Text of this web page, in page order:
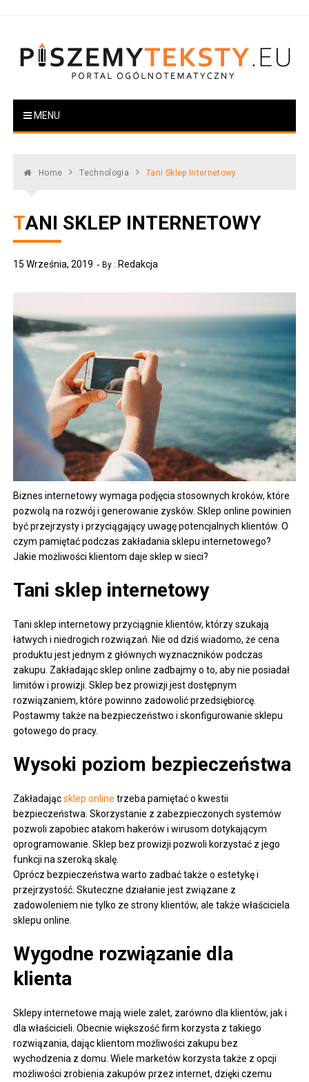
PiszemyTeksty.pl
Portal ogólnotematyczny
MENU
Home Technologia Tani Sklep Internetowy
TANI SKLEP INTERNETOWY
15 Września, 2019 By : Redakcja
Biznes internetowy wymaga podjęcia stosownych kroków, które
pozwolą na rozwój i generowanie zysków. Sklep online powinien
być przejrzysty i przyciągający uwagę potencjalnych klientów. O
czym pamiętać podczas zakładania sklepu internetowego?
Jakie możliwości klientom daje sklep w sieci?
Tani sklep internetowy
Tani sklep internetowy przyciągnie klientów, którzy szukają
łatwych i niedrogich rozwiązań. Nie od dziś wiadomo, że cena
produktu jest jednym z głównych wyznaczników podczas
zakupu. Zakładając sklep online zadbajmy o to, aby nie posiadał
limitów i prowizji. Sklep bez prowizji jest dostępnym
rozwiązaniem, które powinno zadowolić przedsiębiorcę.
Postawmy także na bezpieczeństwo i skonfigurowanie sklepu
gotowego do pracy.
Wysoki poziom bezpieczeństwa
Zakładającsklep online trzeba pamiętać o kwestii
bezpieczeństwa. Skorzystanie z zabezpieczonych systemów
pozwoli zapobiec atakom hakerów i wirusom dotykającym
oprogramowanie. Sklep bez prowizji pozwoli korzystać z jego
funkcji na szeroką skalę.
Oprócz bezpieczeństwa warto zadbać także o estetykę i
przejrzystość. Skuteczne działanie jest związane z
zadowoleniem nie tylko ze strony klientów, ale także właściciela
sklepu online.
Wygodne rozwiązanie dla
klienta
Sklepy internetowe mają wiele zalet, zarówno dla klientów, jak i
dla właścicieli. Obecnie większość firm korzysta z takiego
rozwiązania, dając klientom możliwości zakupu bez
wychodzenia z domu. Wiele marketów korzysta także z opcji
możliwości zrobienia zakupów przez internet, dzięki czemu